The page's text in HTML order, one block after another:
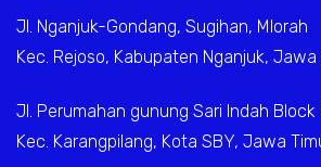
Jl. Nganjuk-Gondang, Sugihan, Mlorah
Kec. Rejoso, Kabupaten Nganjuk,
Jl. Perumahan gunung Sari Indah Block
Kec. Karangpilang, Kota SBY, Jawa